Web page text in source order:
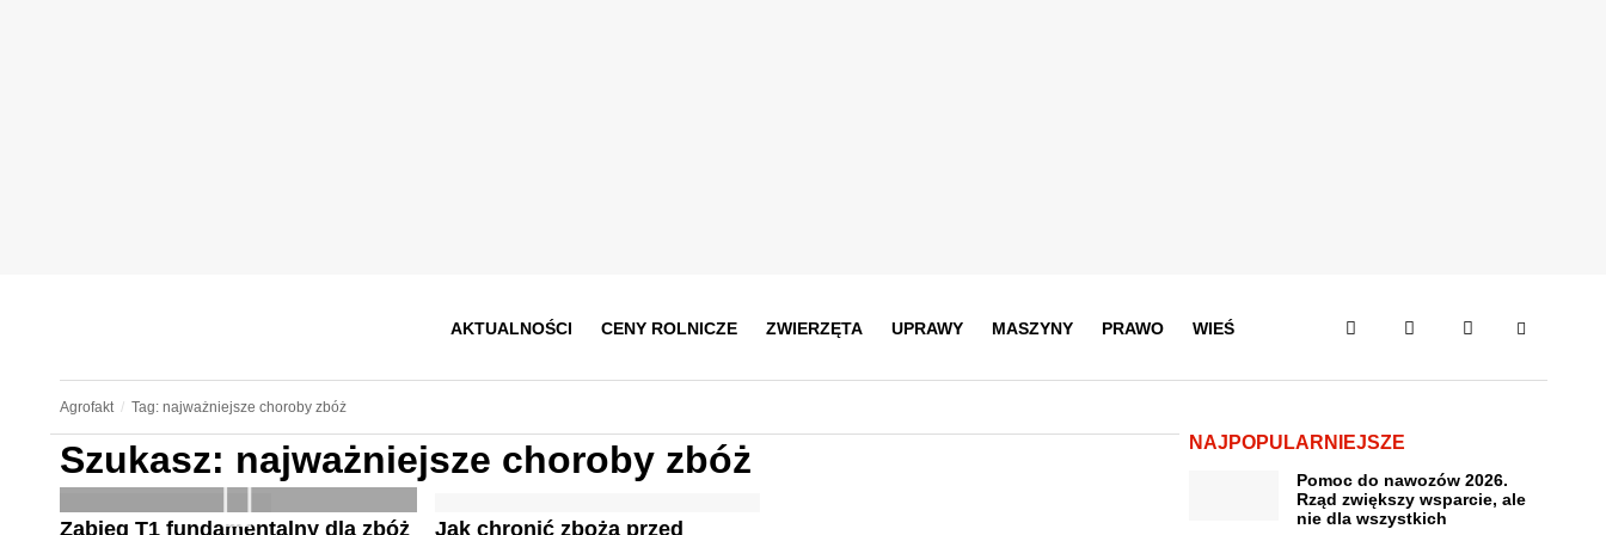
AKTUALNOŚCI CENY ROLNICZE ZWIERZĘTA UPRAWY MASZYNY PRAWO WIEŚ
Agrofakt Tag: najważniejsze choroby zbóż
Szukasz: najważniejsze choroby zbóż
Zabieg T1 fundamentalny dla zbóż
Jak chronić zboża przed
NAJPOPULARNIEJSZE
Pomoc do nawozów 2026.
Rząd zwiększy wsparcie, ale
nie dla wszystkich